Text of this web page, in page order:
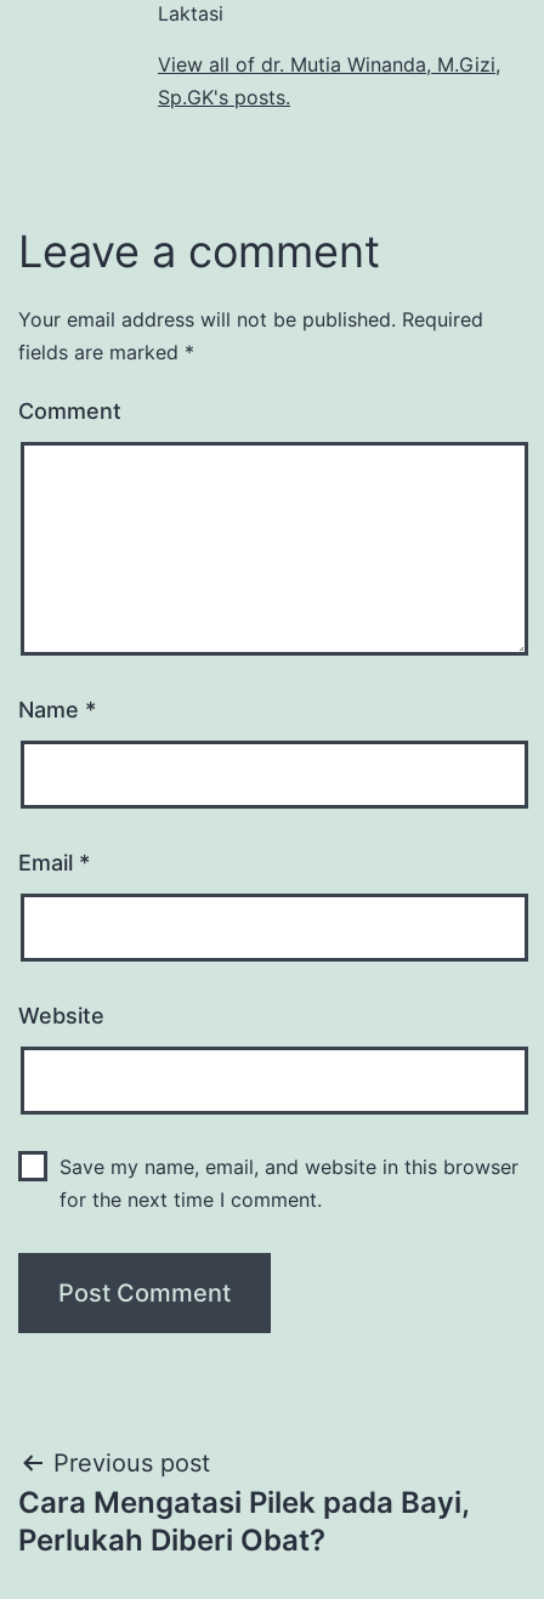
Laktasi
View all of dr. Mutia Winanda, M.Gizi,
Sp.GK's posts.
Leave a comment
Your email address will not be published. Required
fields are marked *
Comment
Name *
Email *
Website
Save my name, email, and website in this browser
for the next time I comment.
Post
navigation
Previous post
Cara Mengatasi Pilek pada Bayi,
Perlukah Diberi Obat?